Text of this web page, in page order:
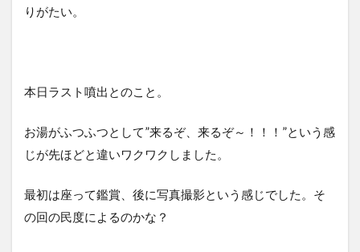
りがたい。
本日ラスト噴出とのこと。
お湯がふつふつとして”来るぞ、来るぞ～！！！”という感
じが先ほどと違いワクワクしました。
最初は座って鑑賞、後に写真撮影という感じでした。そ
の回の民度によるのかな？